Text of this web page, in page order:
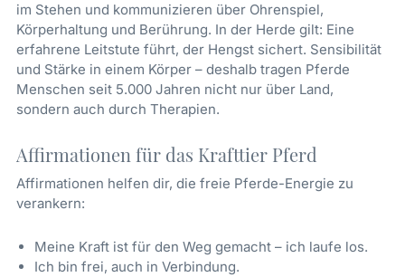
im Stehen und kommunizieren über Ohrenspiel,
Körperhaltung und Berührung. In der Herde gilt: Eine
erfahrene Leitstute führt, der Hengst sichert. Sensibilität
und Stärke in einem Körper – deshalb tragen Pferde
Menschen seit 5.000 Jahren nicht nur über Land,
sondern auch durch Therapien.
Affirmationen für das Krafttier Pferd
Affirmationen helfen dir, die freie Pferde-Energie zu
verankern:
Meine Kraft ist für den Weg gemacht – ich laufe los.
Ich bin frei, auch in Verbindung.